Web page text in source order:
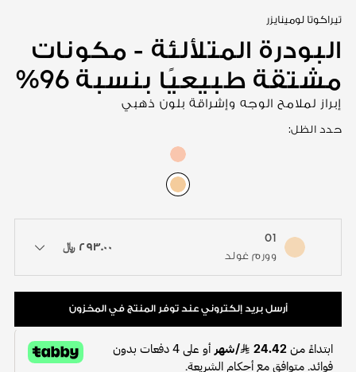
تيراكوتا لومينايزر
البودرة المتلألئة - مكونات
مشتقة طبيعيًا بنسبة 96%
إبراز لملامح الوجه وإشراقة بلون ذهبي
حدد الظل:
color : 01
01
وورم غولد
٢٩٣.٠٠ ﷼
available colors / to choose a color
أرسل بريد إلكتروني عند توفر المنتج في المخزون